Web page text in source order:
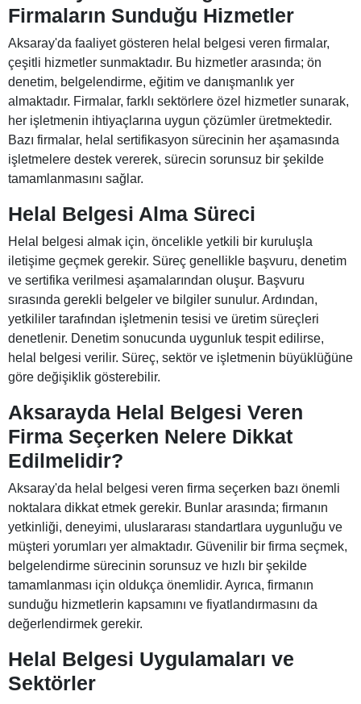
Firmaların Sunduğu Hizmetler
Aksaray'da faaliyet gösteren helal belgesi veren firmalar,
çeşitli hizmetler sunmaktadır. Bu hizmetler arasında; ön
denetim, belgelendirme, eğitim ve danışmanlık yer
almaktadır. Firmalar, farklı sektörlere özel hizmetler sunarak,
her işletmenin ihtiyaçlarına uygun çözümler üretmektedir.
Bazı firmalar, helal sertifikasyon sürecinin her aşamasında
işletmelere destek vererek, sürecin sorunsuz bir şekilde
tamamlanmasını sağlar.
Helal Belgesi Alma Süreci
Helal belgesi almak için, öncelikle yetkili bir kuruluşla
iletişime geçmek gerekir. Süreç genellikle başvuru, denetim
ve sertifika verilmesi aşamalarından oluşur. Başvuru
sırasında gerekli belgeler ve bilgiler sunulur. Ardından,
yetkililer tarafından işletmenin tesisi ve üretim süreçleri
denetlenir. Denetim sonucunda uygunluk tespit edilirse,
helal belgesi verilir. Süreç, sektör ve işletmenin büyüklüğüne
göre değişiklik gösterebilir.
Aksarayda Helal Belgesi Veren
Firma Seçerken Nelere Dikkat
Edilmelidir?
Aksaray'da helal belgesi veren firma seçerken bazı önemli
noktalara dikkat etmek gerekir. Bunlar arasında; firmanın
yetkinliği, deneyimi, uluslararası standartlara uygunluğu ve
müşteri yorumları yer almaktadır. Güvenilir bir firma seçmek,
belgelendirme sürecinin sorunsuz ve hızlı bir şekilde
tamamlanması için oldukça önemlidir. Ayrıca, firmanın
sunduğu hizmetlerin kapsamını ve fiyatlandırmasını da
değerlendirmek gerekir.
Helal Belgesi Uygulamaları ve
Sektörler